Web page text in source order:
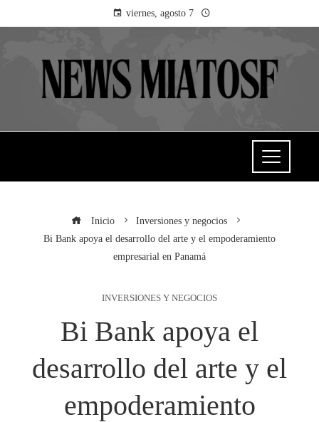
viernes, agosto 7
Inicio
Inversiones y negocios
Bi Bank apoya el desarrollo del arte y el empoderamiento
empresarial en Panamá
INVERSIONES Y NEGOCIOS
Bi Bank apoya el
desarrollo del arte y el
empoderamiento